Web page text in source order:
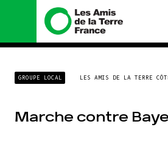
Nous connaître
Histoire
Missions et méthodes
GROUPE LOCAL LES AMIS DE LA TERRE
Marche contre